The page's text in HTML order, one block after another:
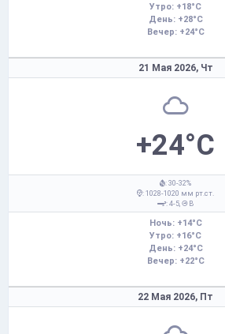
Утро: +18°C
День: +28°C
Вечер: +24°C
21 Мая 2026, Чт
+24°C
: 30-32%
: 1028-1020 мм рт.ст.
: 4-5,
В
Ночь: +14°C
Утро: +16°C
День: +24°C
Вечер: +22°C
22 Мая 2026, Пт